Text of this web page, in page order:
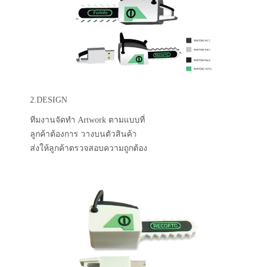
2.DESIGN
ทีมงานจัดทำ Artwork ตามแบบที่
ลูกค้าต้องการ วางบนตัวสินค้า
ส่งให้ลูกค้าตรวจสอบความถูกต้อง